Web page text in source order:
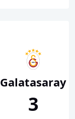
Galatasaray
3